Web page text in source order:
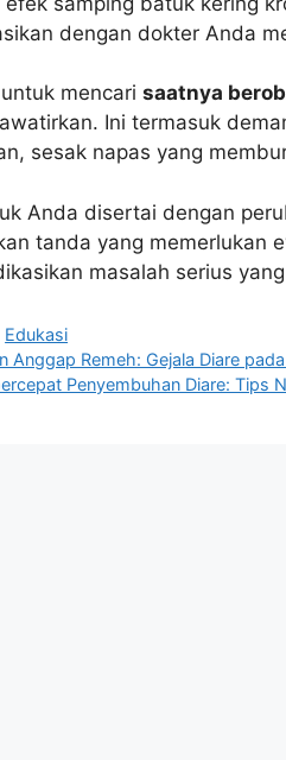
dengan dokter Anda
mencari saatnya
Ini termasuk
sesak napas yang
Anda disertai dengan
tanda yang memerlukan
masalah serius
Edukasi
Anggap Remeh: Gejala Diare
Penyembuhan Diare: Tips